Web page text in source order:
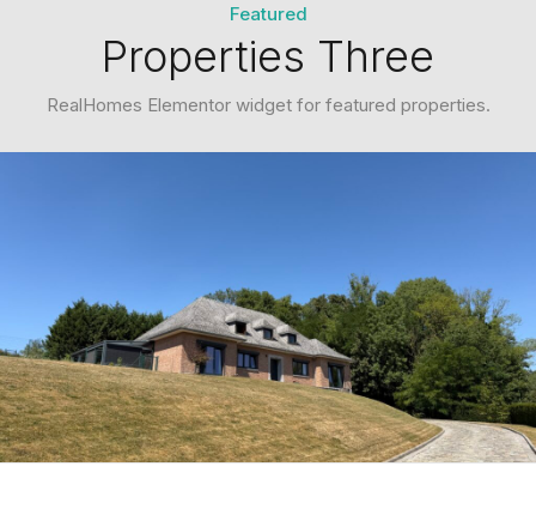
Featured
Properties Three
RealHomes Elementor widget for featured properties.